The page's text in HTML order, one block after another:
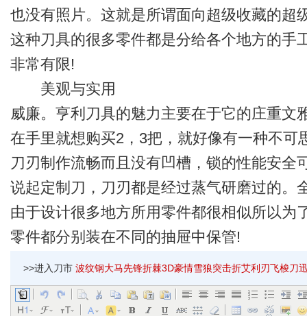
也没有照片。这就是所谓面向超级收藏的超
这种刀具的很多零件都是分给各个地方的手
非常有限!
美观与实用
威廉。亨利刀具的魅力主要在于它的庄重文
在手里就想购买2，3把，就好像有一种不可
刀刃制作流畅而且没有凹槽，锁的性能安全
说起定制刀，刀刃都是经过蒸气研磨过的。
由于设计很多地方所用零件都很相似所以为
零件都分别装在不同的抽屉中保管!
>>进入刀市 波纹钢大马先锋折棘3D豪情雪狼突击折艾利刃飞梭刀